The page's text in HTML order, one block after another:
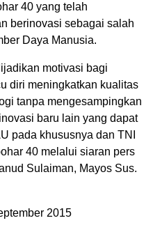
40 yang telah
berinovasi sebagai salah
Daya Manusia.
motivasi bagi
diri meningkatkan kualitas
tanpa mengesampingkan
baru lain yang dapat
pada khususnya dan TNI
40 melalui siaran pers
Sulaiman, Mayos Sus.
2015